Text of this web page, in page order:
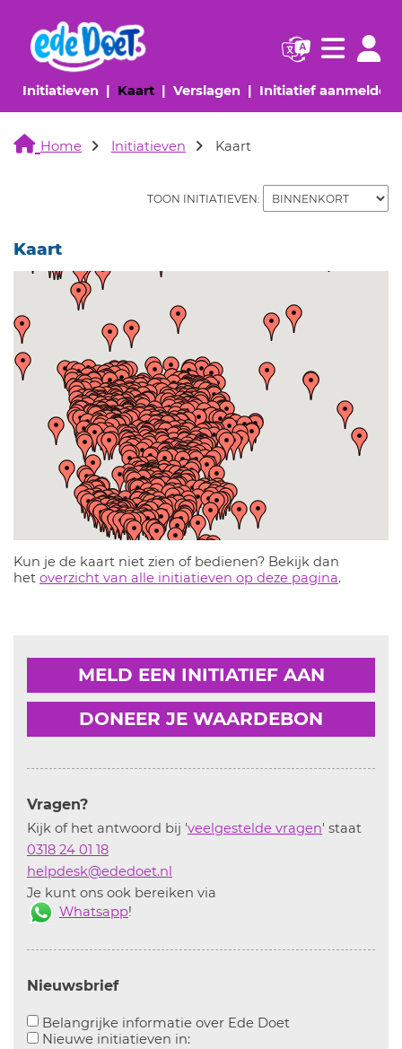
Initiatieven (huidige pagina)
Kaart(huidige pagina)
Verslagen (huidige pagina)
Initiatief aanmelden
Navigatie
Home Initiatieven Kaart
TOON INITIATIEVEN:
Kaart
Kun je de kaart niet zien of bedienen? Bekijk dan
het overzicht van alle initiatieven op deze pagina.
MELD EEN INITIATIEF AAN
DONEER JE WAARDEBON
Vragen?
Kijk of het antwoord bij 'veelgestelde vragen' staat
0318 24 01 18
helpdesk@ededoet.nl
Je kunt ons ook bereiken via
Whatsapp!
Nieuwsbrief
Belangrijke informatie over Ede Doet
Nieuwe initiatieven in:Aanvinken om informatie over